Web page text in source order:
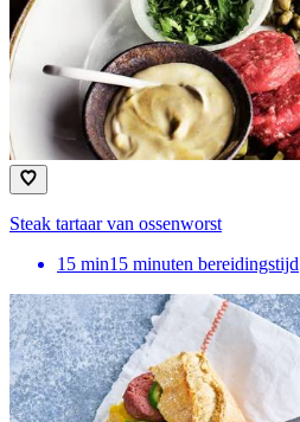
Steak tartaar van ossenworst
15 min15 minuten bereidingstijd